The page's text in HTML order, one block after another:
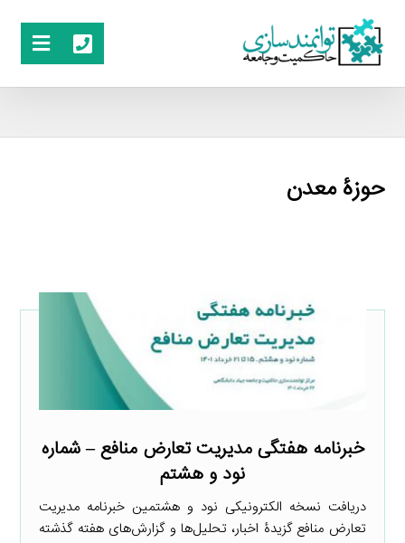
حوزۀ معدن
خبرنامه هفتگی مدیریت تعارض منافع – شماره
نود و هشتم
دریافت نسخه الکترونیکی نود و هشتمین خبرنامه مدیریت
تعارض منافع گزیدۀ اخبار، تحلیل‌ها و گزارش‌های هفته گذشته